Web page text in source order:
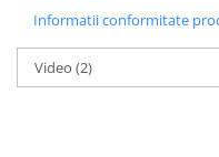
Informatii conformitate
Video (2)